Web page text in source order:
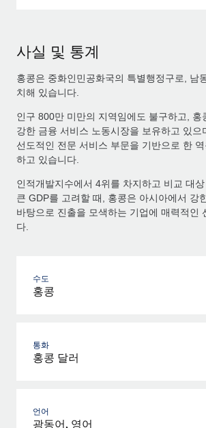
사실 및 통계
홍콩은 중화인민공화국의 특별행정구로, 남
치해 있습니다.
인구 800만 미만의 지역임에도 불구하고, 홍
강한 금융 서비스 노동시장을 보유하고 있으
선도적인 전문 서비스 부문을 기반으로 한
하고 있습니다.
인적개발지수에서 4위를 차지하고 비교 대
큰 GDP를 고려할 때, 홍콩은 아시아에서 강
바탕으로 진출을 모색하는 기업에 매력적인
다.
수도
홍콩
통화
홍콩 달러
언어
광동어, 영어